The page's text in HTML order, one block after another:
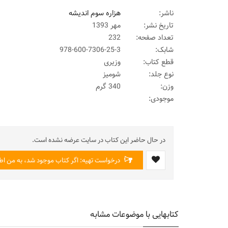
ناشر:
هزاره سوم اندیشه
تاریخ نشر:
مهر 1393
تعداد صفحه:
شابک:
978-600-7306-25-3
قطع کتاب:
وزیری
نوع جلد:
شومیز
وزن:
موجودی:
در حال حاضر این کتاب در سایت عرضه نشده است.
درخواست تهیه: اگر کتاب موجود شد، به من
کتابهایی با موضوعات مشابه